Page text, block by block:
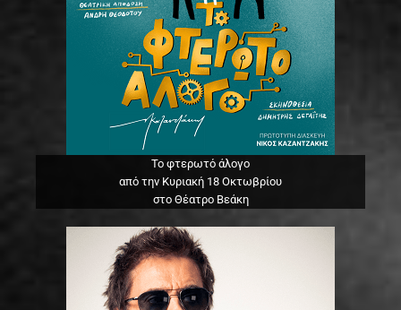
Το φτερωτό άλογο
από την Κυριακή 18 Οκτωβρίου
στο Θέατρο Βεάκη